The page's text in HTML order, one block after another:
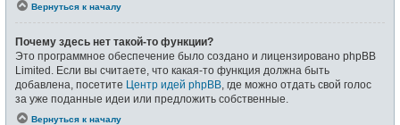
Вернуться к началу
Почему здесь нет такой-то функции?
Это программное обеспечение было создано и лицензировано phpBB
Limited. Если вы считаете, что какая-то функция должна быть
добавлена, посетите Центр идей phpBB , где можно отдать свой голос
за уже поданные идеи или предложить собственные.
Вернуться к началу